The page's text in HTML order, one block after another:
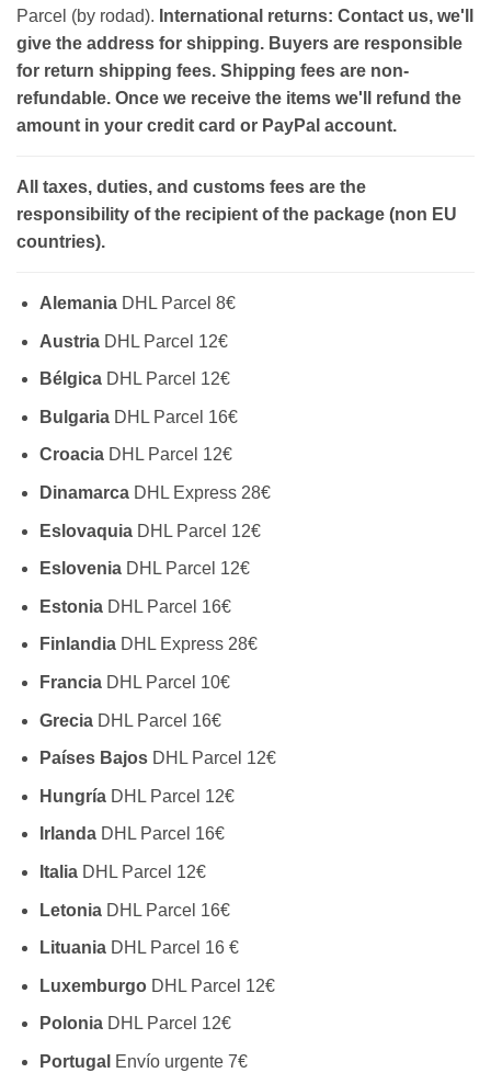
Parcel (by rodad). International returns: Contact us, we'll
give the address for shipping. Buyers are responsible
for return shipping fees. Shipping fees are non-
refundable. Once we receive the items we'll refund the
amount in your credit card or PayPal account.
All taxes, duties, and customs fees are the
responsibility of the recipient of the package (non EU
countries).
AlemaniaDHL Parcel 8€
AustriaDHL Parcel 12€
BélgicaDHL Parcel 12€
BulgariaDHL Parcel 16€
CroaciaDHL Parcel 12€
DinamarcaDHL Express 28€
EslovaquiaDHL Parcel 12€
EsloveniaDHL Parcel 12€
EstoniaDHL Parcel 16€
FinlandiaDHL Express 28€
FranciaDHL Parcel 10€
GreciaDHL Parcel 16€
Países BajosDHL Parcel 12€
HungríaDHL Parcel 12€
IrlandaDHL Parcel 16€
ItaliaDHL Parcel 12€
LetoniaDHL Parcel 16€
LituaniaDHL Parcel 16 €
LuxemburgoDHL Parcel 12€
PoloniaDHL Parcel 12€
Portugal Envío urgente 7€